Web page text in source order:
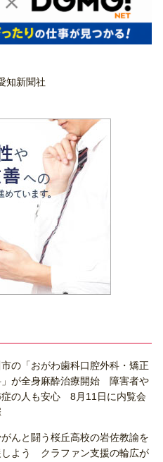
知新聞社
の「おがわ歯科口腔外科・矯正
」が全身麻酔治療開始 障害者や
症の人も安心 8月11日に内覧会
んと闘う桜丘高校の岩佐教諭を
しよう クラファン支援の輪広が